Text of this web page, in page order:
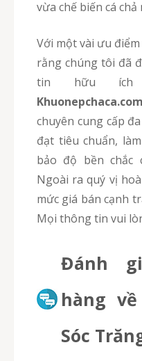
vừa chế biến cá
Với một vài ưu điểm vượt trội kể trên, hi vọng
rằng chúng tôi đã
tin hữu ích
Khuonepchaca.com
chuyên cung cấp
đạt tiêu chuẩn,
bảo độ bền chắc
Ngoài ra quý vị
mức giá bán cạnh
Mọi thông tin vui
Đánh
hàng
Sóc